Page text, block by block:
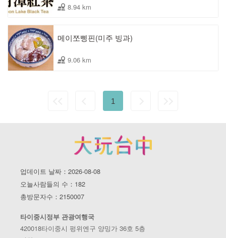
8.94 km
메이쪼삥핀(미주 빙과)
9.06 km
1
업데이트 날짜：2026-08-08
오늘사람들의 수：182
총방문자수：2150007
타이중시정부 관광여행국
420018타이중시 펑위엔구 양밍가 36호 5층